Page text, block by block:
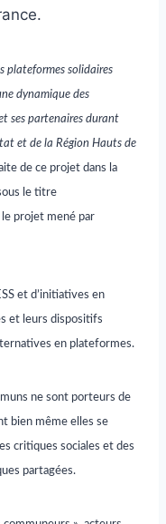
plateformes solidaires
dynamique des
ses partenaires durant
et de la Région Hauts de
de ce projet dans la
le titre
projet mené par
et d’initiatives en
et leurs dispositifs
en plateformes.
ne sont porteurs de
bien même elles se
critiques sociales et des
partagées.